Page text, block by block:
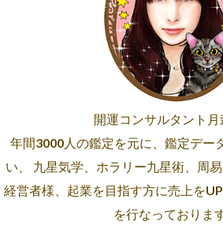
開運コンサルタント月
年間3000人の鑑定を元に、鑑定デー
い、 九星気学、ホラリー九星術、周
経営者様、起業を目指す方に売上を
を行なっております